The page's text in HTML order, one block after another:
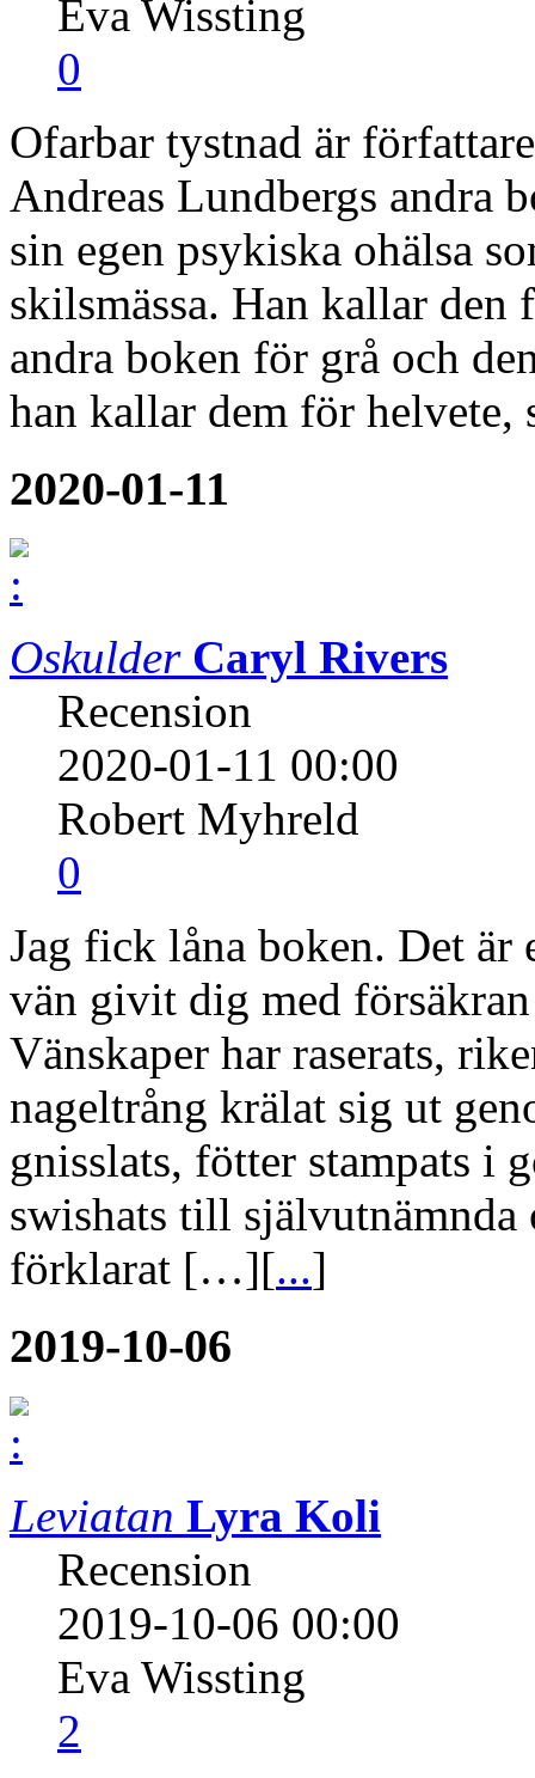
Eva Wissting
0
Ofarbar tystnad är
Andreas Lundbergs andra
sin egen psykiska ohälsa
skilsmässa. Han kallar den
andra boken för grå och
han kallar dem för
2020-01-11
Oskulder Caryl Rivers
Recension
2020-01-11 00:00
Robert Myhreld
0
Jag fick låna boken. Det är
vän givit dig med
Vänskaper har raserats,
nageltrång krälat sig ut
gnisslats, fötter stampats i
swishats till självutnämnda
förklarat […][...]
2019-10-06
Leviatan Lyra Koli
Recension
2019-10-06 00:00
Eva Wissting
2